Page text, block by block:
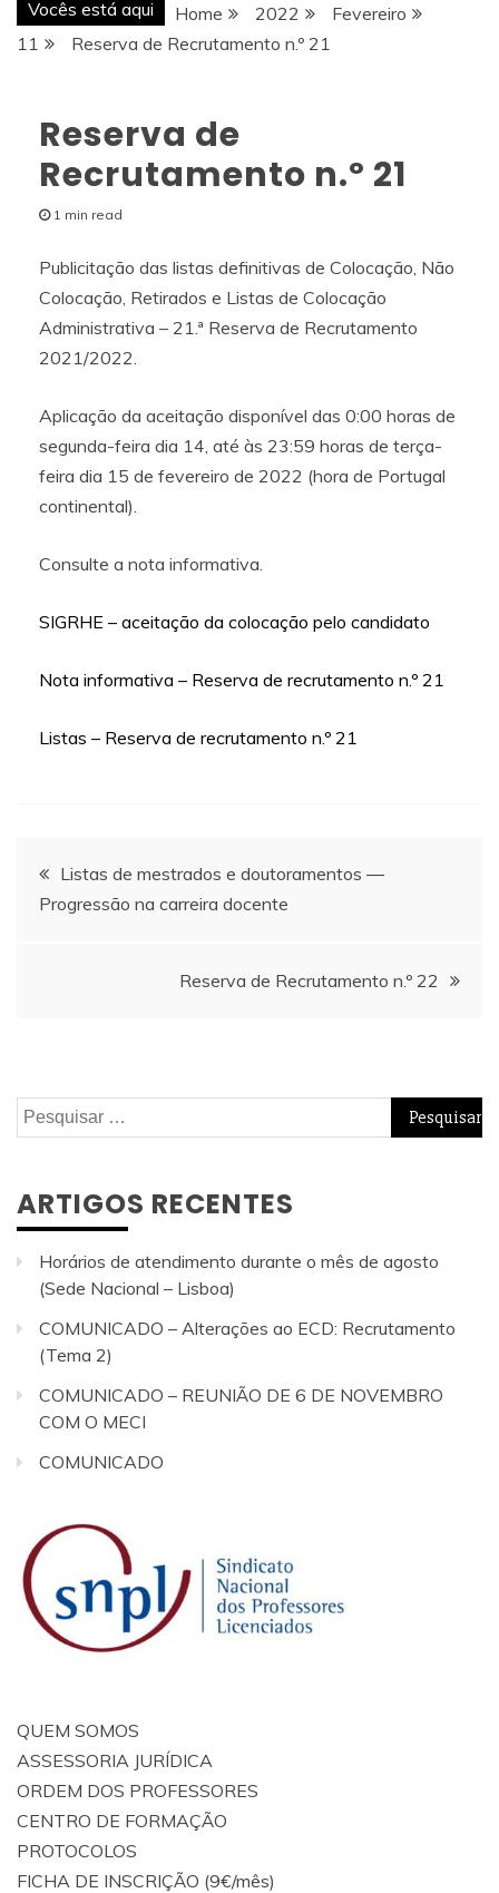
Vocês está aqui Home 2022
Fevereiro
11
Reserva de Recrutamento n.º 21
Reserva de
Recrutamento n.º 21
1 min read
Publicitação das listas definitivas de Colocação, Não
Colocação, Retirados e Listas de Colocação
Administrativa – 21.ª Reserva de Recrutamento
2021/2022.
Aplicação da aceitação disponível das 0:00 horas de
segunda-feira dia 14, até às 23:59 horas de terça-
feira dia 15 de fevereiro de 2022 (hora de Portugal
continental).
Consulte a nota informativa.
SIGRHE – aceitação da colocação pelo candidato
Nota informativa – Reserva de recrutamento n.º 21
Listas – Reserva de recrutamento n.º 21
Navegação
de
Listas de mestrados e doutoramentos ―
Progressão na carreira docente
Reserva de Recrutamento n.º 22
Pesquisar
por:
ARTIGOS RECENTES
Horários de atendimento durante o mês de agosto
(Sede Nacional – Lisboa)
COMUNICADO – Alterações ao ECD: Recrutamento
(Tema 2)
COMUNICADO – REUNIÃO DE 6 DE NOVEMBRO
COM O MECI
COMUNICADO
QUEM SOMOS
ASSESSORIA JURÍDICA
ORDEM DOS PROFESSORES
CENTRO DE FORMAÇÃO
PROTOCOLOS
FICHA DE INSCRIÇÃO (9€/mês)